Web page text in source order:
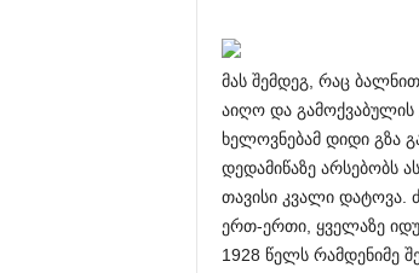
მას შემდეგ, რაც
აიღო და გამოქვაბულის
ხელოვნებამ დიდი გზა
დედამიწაზე არსებობს
თავისი კვალი დატოვა.
ერთ-ერთი, ყველაზე
1928 წელს რამდენიმე